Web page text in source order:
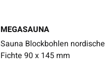
MEGASAUNA
Sauna Blockbohlen nordische
Fichte 90 x 145 mm